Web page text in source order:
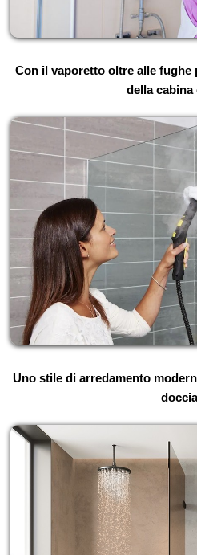
Con il vaporetto oltre alle fughe
della cabina
Uno stile di arredamento
doccia